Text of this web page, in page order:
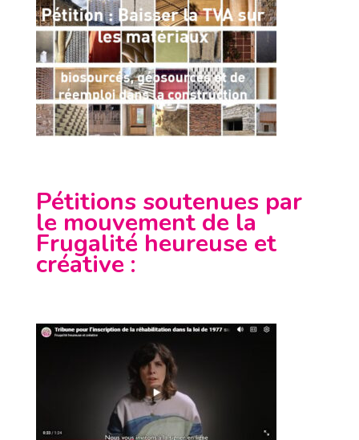
Pétitions soutenues par
le mouvement de la
Frugalité heureuse et
créative :